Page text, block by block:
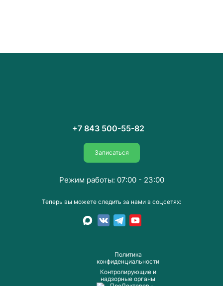
Пoлитика
конфиденциальности
Контролирующие и
надзорные органы
+7 843 500-55-82
Записаться
Теперь вы можете следить за нами в соцсетях:
Режим работы: 07:00 - 23:00